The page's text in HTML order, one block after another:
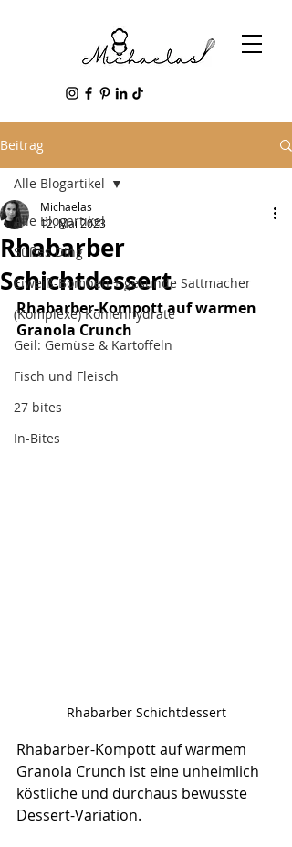
Beitrag
Alle Blogartikel
Süßes Ding
Eiweiß-Bomben + gesunde Sattmacher
(Komplexe) Kohlenhydrate
Geil: Gemüse & Kartoffeln
Fisch und Fleisch
27 bites
In-Bites
Alle Blogartikel
Rhabarber
Schichtdessert
Michaelas
12. Mai 2023
Rhabarber-Kompott auf warmen
Granola Crunch
Rhabarber Schichtdessert
Rhabarber-Kompott auf warmem
Granola Crunch ist eine unheimlich
köstliche und durchaus bewusste
Dessert-Variation.